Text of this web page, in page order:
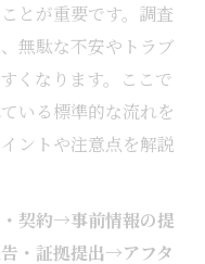
調査のコツ
調査選び
求できる場合
理由
査の方法
とが重要です。調査
無駄な不安やトラブ
くなります。ここで
いる標準的な流れを
ントや注意点を解説
契約→事前情報の提
・証拠提出→アフタ